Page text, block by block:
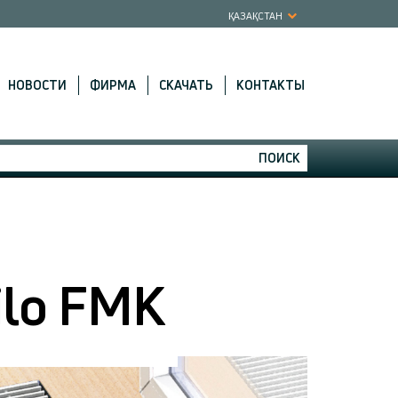
ҚАЗАҚСТАН
НОВОСТИ ФИРМА СКАЧАТЬ КОНТАКТЫ
ПОИСК
FMK